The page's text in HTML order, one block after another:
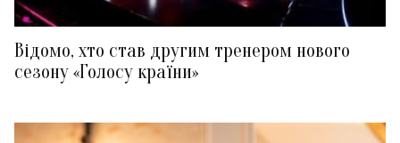
Відомо, хто став другим тренером нового
сезону «Голосу країни»